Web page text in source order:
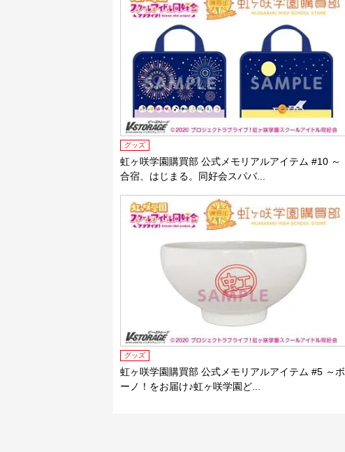
グッズ
虹ヶ咲学園購買部 公式メモリアルアイテム #10 ～
合宿、はじまる。同好会スパバ...
グッズ
虹ヶ咲学園購買部 公式メモリアルアイテム #5 ～ボ
ーノ！をお届け♪虹ヶ咲学園ど...